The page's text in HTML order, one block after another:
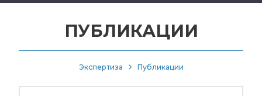
ПУБЛИКАЦИИ
Экспертиза Публикации